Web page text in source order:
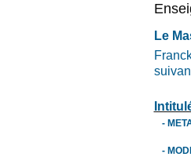
Le
-
-